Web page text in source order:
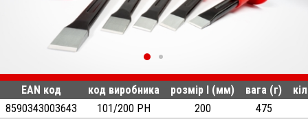
EAN код код виробника розмір l (мм) вага (г)
8590343003643
101/200 PH 200
475